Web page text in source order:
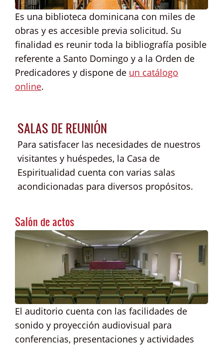
Es una biblioteca dominicana con miles de
obras y es accesible previa solicitud. Su
finalidad es reunir toda la bibliografía posible
referente a Santo Domingo y a la Orden de
Predicadores y dispone de un catálogo
online.
SALAS DE REUNIÓN
Para satisfacer las necesidades de nuestros
visitantes y huéspedes, la Casa de
Espiritualidad cuenta con varias salas
acondicionadas para diversos propósitos.
Salón de actos
El auditorio cuenta con las facilidades de
sonido y proyección audiovisual para
conferencias, presentaciones y actividades